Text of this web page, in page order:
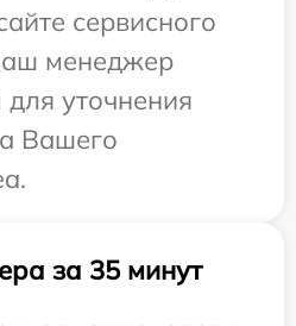
сервисного
менеджер
уточнения
Вашего
за 35 минут